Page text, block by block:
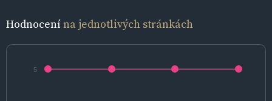
Hodnocenína jednotlivých stránkách
5